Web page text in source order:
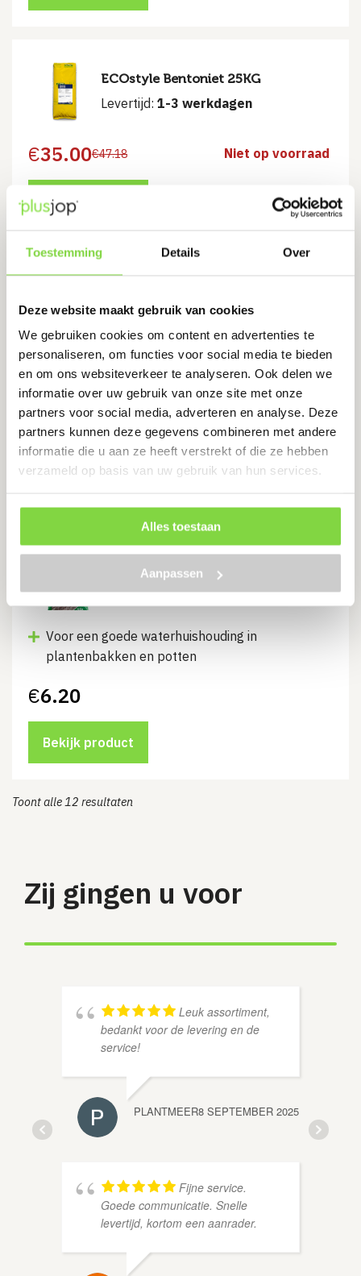
Toestemming Details Over
Deze website maakt gebruik van cookies
We gebruiken cookies om content en advertenties te
personaliseren, om functies voor social media te bieden
en om ons websiteverkeer te analyseren. Ook delen we
informatie over uw gebruik van onze site met onze
partners voor social media, adverteren en analyse. Deze
partners kunnen deze gegevens combineren met andere
informatie die u aan ze heeft verstrekt of die ze hebben
verzameld op basis van uw gebruik van hun services.
Alles toestaan
Aanpassen
ECOstyle Bentoniet 25KG
Levertijd: 1-3 werkdagen
€47.18
Oorspronkelijke
was:
€47.18.
€35.00
Huidige
is:
€35.00.
Niet op voorraad
Bekijk product
Levertijd:1-2 werkdagen
Hoogwaardige bodemverbeteraar met micro-
organismen
€12.59
Bekijk product
4 werkdagen
Voor een goede waterhuishouding in
plantenbakken en potten
€6.20
Bekijk product
Toont alle 12 resultaten
Zij gingen u voor
Leuk assortiment,
bedankt voor de levering en de
service!
PLANTMEER8 SEPTEMBER 2025
Fijne service.
Goede communicatie. Snelle
levertijd, kortom een aanrader.